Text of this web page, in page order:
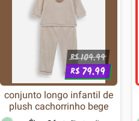
R$109.99
R$ 79.99
conjunto longo infantil de
plush cachorrinho bege